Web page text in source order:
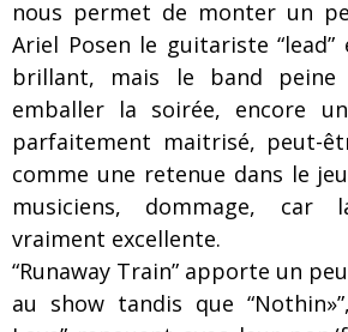
nous permet de monter un
Ariel Posen le guitariste
brillant, mais le band peine
emballer la soirée, encore
parfaitement maitrisé, peut-
comme une retenue dans le
musiciens, dommage, car
vraiment excellente.
“Runaway Train” apporte un
au show tandis que